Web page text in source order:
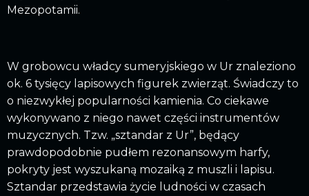
Mezopotamii.
W grobowcu władcy sumeryjskiego w Ur znaleziono
ok. 6 tysięcy lapisowych figurek zwierząt. Świadczy to
o niezwykłej popularności kamienia. Co ciekawe
wykonywano z niego nawet części instrumentów
muzycznych. Tzw. „sztandar z Ur”, będący
prawdopodobnie pudłem rezonansowym harfy,
pokryty jest wyszukaną mozaiką z muszli i lapisu.
Sztandar przedstawia życie ludności w czasach